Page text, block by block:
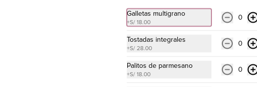
Diámetro 20 cm.
S/ 55.00
Queso brie de cebollas
caramelizadas
Queso brie con cebolla
Galletas multigrano
+S/ 18.00
0
Tostadas integrales
+S/ 28.00
0
Palitos de parmesano
+S/ 18.00
0